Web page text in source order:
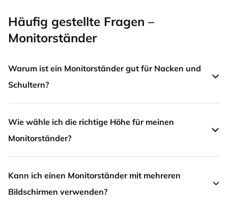
Häufig gestellte Fragen –
Monitorständer
Warum ist ein Monitorständer gut für Nacken und
Schultern?
Wie wähle ich die richtige Höhe für meinen
Monitorständer?
Kann ich einen Monitorständer mit mehreren
Bildschirmen verwenden?